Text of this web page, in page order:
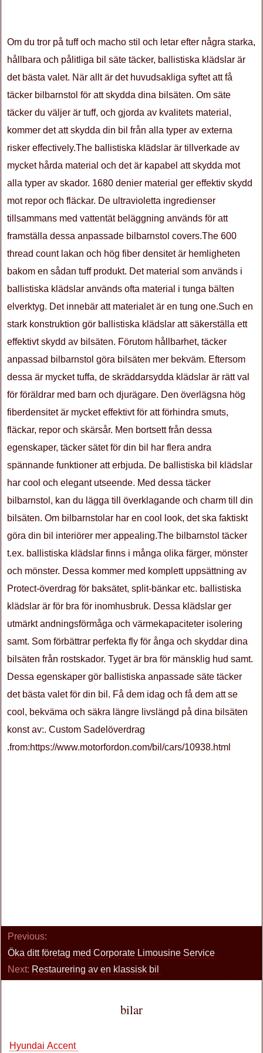
Om du tror på tuff och macho stil och letar efter några starka,
hållbara och pålitliga bil säte täcker, ballistiska klädslar är
det bästa valet. När allt är det huvudsakliga syftet att få
täcker bilbarnstol för att skydda dina bilsäten. Om säte
täcker du väljer är tuff, och gjorda av kvalitets material,
kommer det att skydda din bil från alla typer av externa
risker effectively.The ballistiska klädslar är tillverkade av
mycket hårda material och det är kapabel att skydda mot
alla typer av skador. 1680 denier material ger effektiv skydd
mot repor och fläckar. De ultravioletta ingredienser
tillsammans med vattentät beläggning används för att
framställa dessa anpassade bilbarnstol covers.The 600
thread count lakan och hög fiber densitet är hemligheten
bakom en sådan tuff produkt. Det material som används i
ballistiska klädslar används ofta material i tunga bälten
elverktyg. Det innebär att materialet är en tung one.Such en
stark konstruktion gör ballistiska klädslar att säkerställa ett
effektivt skydd av bilsäten. Förutom hållbarhet, täcker
anpassad bilbarnstol göra bilsäten mer bekväm. Eftersom
dessa är mycket tuffa, de skräddarsydda klädslar är rätt val
för föräldrar med barn och djurägare. Den överlägsna hög
fiberdensitet är mycket effektivt för att förhindra smuts,
fläckar, repor och skärsår. Men bortsett från dessa
egenskaper, täcker sätet för din bil har flera andra
spännande funktioner att erbjuda. De ballistiska bil klädslar
har cool och elegant utseende. Med dessa täcker
bilbarnstol, kan du lägga till överklagande och charm till din
bilsäten. Om bilbarnstolar har en cool look, det ska faktiskt
göra din bil interiörer mer appealing.The bilbarnstol täcker
t.ex. ballistiska klädslar finns i många olika färger, mönster
och mönster. Dessa kommer med komplett uppsättning av
Protect-överdrag för baksätet, split-bänkar etc. ballistiska
klädslar är för bra för inomhusbruk. Dessa klädslar ger
utmärkt andningsförmåga och värmekapaciteter isolering
samt. Som förbättrar perfekta fly för ånga och skyddar dina
bilsäten från rostskador. Tyget är bra för mänsklig hud samt.
Dessa egenskaper gör ballistiska anpassade säte täcker
det bästa valet för din bil. Få dem idag och få dem att se
cool, bekväma och säkra längre livslängd på dina bilsäten
konst av:. Custom Sadelöverdrag
.from:https://www.motorfordon.com/bil/cars/10938.html
Previous:
Öka ditt företag med Corporate Limousine Service
Next: Restaurering av en klassisk bil
bilar
Hyundai Accent